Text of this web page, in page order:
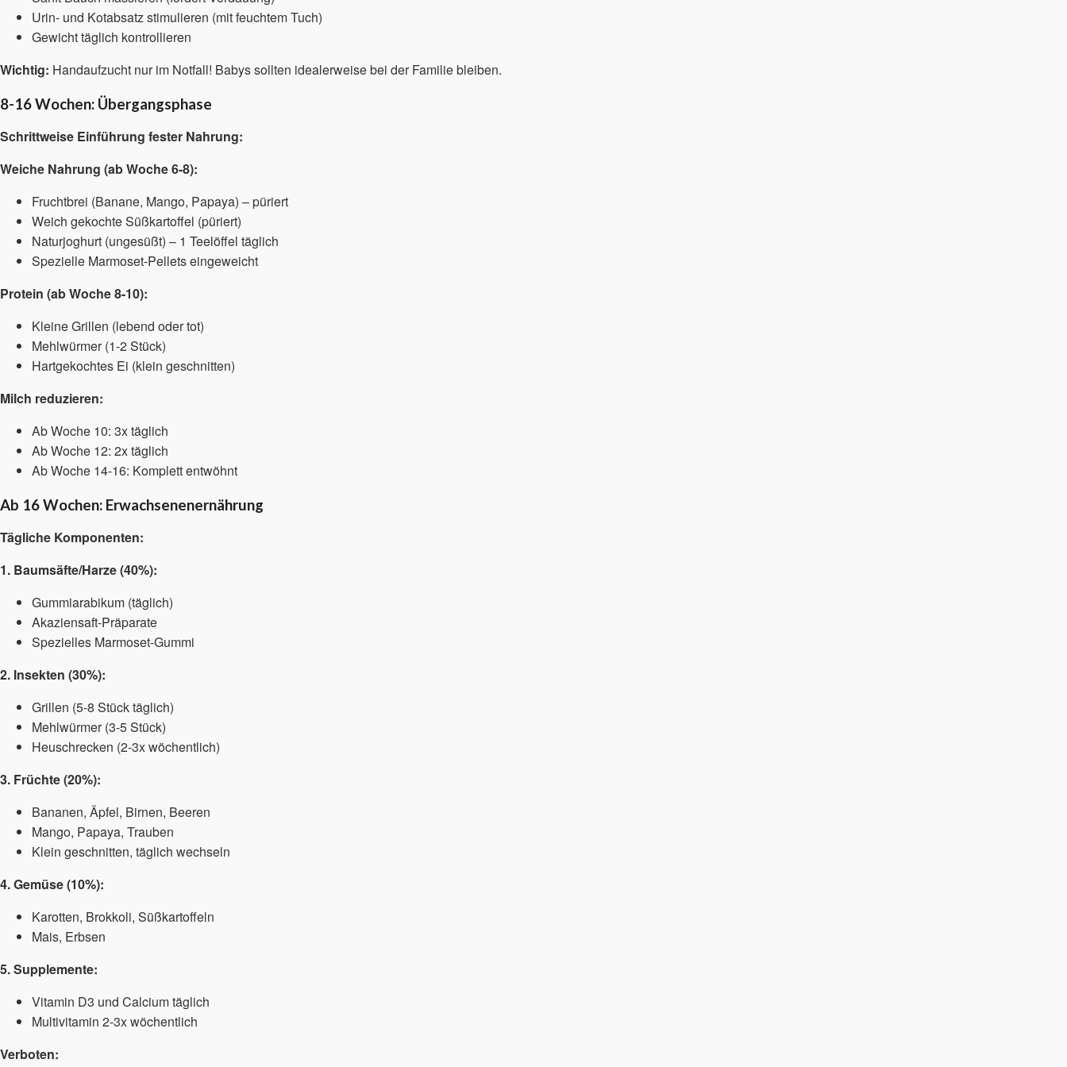
Urin- und Kotabsatz stimulieren (mit feuchtem Tuch)
Gewicht täglich kontrollieren
Wichtig: Handaufzucht nur im Notfall! Babys sollten idealerweise bei der Familie bleiben.
8-16 Wochen: Übergangsphase
Schrittweise Einführung fester Nahrung:
Weiche Nahrung (ab Woche 6-8):
Fruchtbrei (Banane, Mango, Papaya) – püriert
Weich gekochte Süßkartoffel (püriert)
Naturjoghurt (ungesüßt) – 1 Teelöffel täglich
Spezielle Marmoset-Pellets eingeweicht
Protein (ab Woche 8-10):
Kleine Grillen (lebend oder tot)
Mehlwürmer (1-2 Stück)
Hartgekochtes Ei (klein geschnitten)
Milch reduzieren:
Ab Woche 10: 3x täglich
Ab Woche 12: 2x täglich
Ab Woche 14-16: Komplett entwöhnt
Ab 16 Wochen: Erwachsenenernährung
Tägliche Komponenten:
1. Baumsäfte/Harze (40%):
Gummiarabikum (täglich)
Akaziensaft-Präparate
Spezielles Marmoset-Gummi
2. Insekten (30%):
Grillen (5-8 Stück täglich)
Mehlwürmer (3-5 Stück)
Heuschrecken (2-3x wöchentlich)
3. Früchte (20%):
Bananen, Äpfel, Birnen, Beeren
Mango, Papaya, Trauben
Klein geschnitten, täglich wechseln
4. Gemüse (10%):
Karotten, Brokkoli, Süßkartoffeln
Mais, Erbsen
5. Supplemente:
Vitamin D3 und Calcium täglich
Multivitamin 2-3x wöchentlich
Verboten: